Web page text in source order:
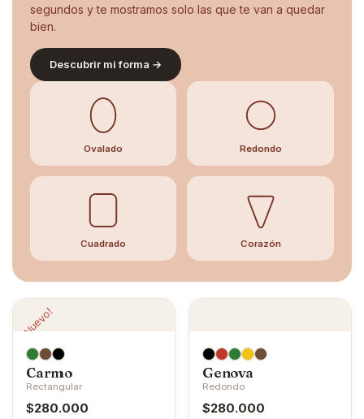
segundos y te mostramos solo las que te van a quedar
bien.
Descubrir mi forma →
Ovalado Redondo
Cuadrado Corazón
¡Nuevo!
Carmo
Rectangular
$280.000
Genova
Redondo
$280.000